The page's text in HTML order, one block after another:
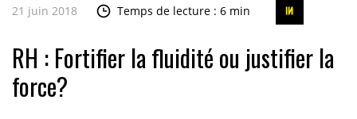
21 juin 2018 Temps de lecture : 6 min
RH : Fortifier la fluidité ou justifier la
force?